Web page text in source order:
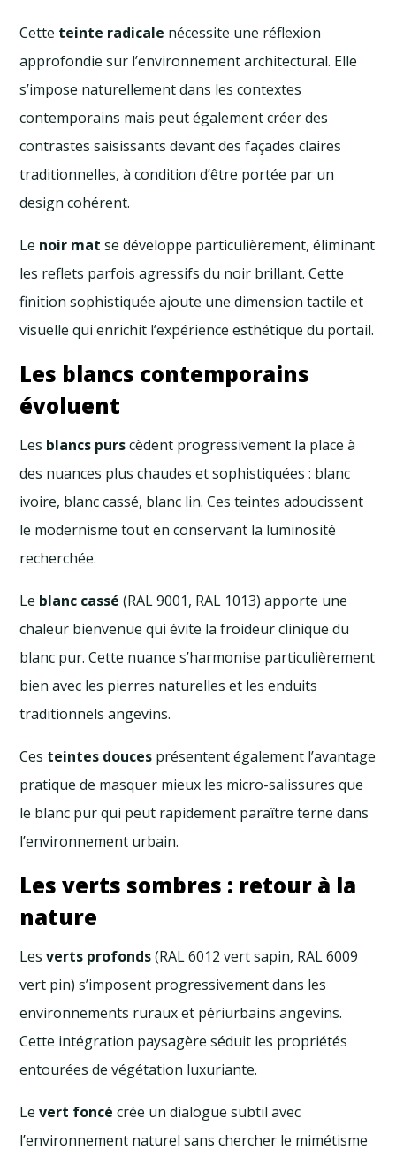
Cette teinte radicale nécessite une réflexion
approfondie sur l’environnement architectural. Elle
s’impose naturellement dans les contextes
contemporains mais peut également créer des
contrastes saisissants devant des façades claires
traditionnelles, à condition d’être portée par un
design cohérent.
Le noir mat se développe particulièrement, éliminant
les reflets parfois agressifs du noir brillant. Cette
finition sophistiquée ajoute une dimension tactile et
visuelle qui enrichit l’expérience esthétique du portail.
Les blancs contemporains
évoluent
Les blancs purscèdent progressivement la place à
des nuances plus chaudes et sophistiquées : blanc
ivoire, blanc cassé, blanc lin. Ces teintes adoucissent
le modernisme tout en conservant la luminosité
recherchée.
Le blanc cassé (RAL 9001, RAL 1013) apporte une
chaleur bienvenue qui évite la froideur clinique du
blanc pur. Cette nuance s’harmonise particulièrement
bien avec les pierres naturelles et les enduits
traditionnels angevins.
Ces teintes douces présentent également l’avantage
pratique de masquer mieux les micro-salissures que
le blanc pur qui peut rapidement paraître terne dans
l’environnement urbain.
Les verts sombres : retour à la
nature
Lesverts profonds(RAL 6012 vert sapin, RAL 6009
vert pin) s’imposent progressivement dans les
environnements ruraux et périurbains angevins.
Cette intégration paysagère séduit les propriétés
entourées de végétation luxuriante.
Levert foncé crée un dialogue subtil avec
l’environnement naturel sans chercher le mimétisme